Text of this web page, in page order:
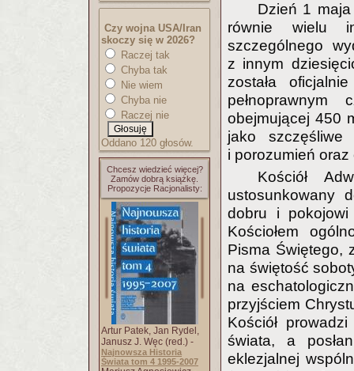
Czy wojna USA/Iran
skoczy się w 2026?
Raczej tak
Chyba tak
Nie wiem
Chyba nie
Raczej nie
Oddano 120 głosów.
Chcesz wiedzieć więcej?
Zamów dobrą książkę.
Propozycje Racjonalisty:
Artur Patek, Jan Rydel,
Janusz J. Węc (red.) -
Najnowsza Historia
Świata tom 4 1995-2007
Dzień 1
równie wielu
szczególnego
z innym
została
obejmującej 450
jako szczęśliwe
i porozumień
Kościół
ustosunkowany
dobru i pokojowi
Kościołem
Pisma Świętego,
na świętość
na
przyjściem
Kościół
świata, a
eklezjalnej